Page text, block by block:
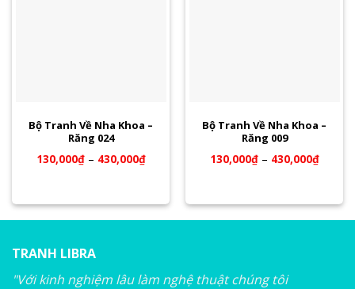
Bộ Tranh Về Nha Khoa –
Răng 024
130,000₫– 430,000₫
Bộ Tranh Về Nha Khoa –
Răng 009
130,000₫– 430,000₫
TRANH LIBRA
"Với kinh nghiệm lâu làm nghệ thuật chúng tôi